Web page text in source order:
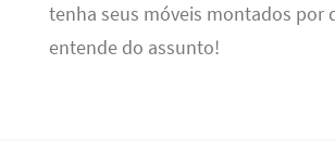
tenha seus móveis montados por
entende do assunto!